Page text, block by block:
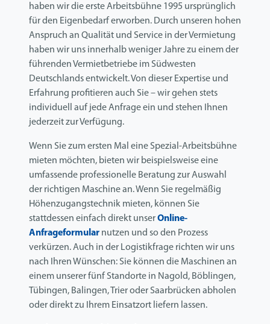
haben wir die erste Arbeitsbühne 1995 ursprünglich
für den Eigenbedarf erworben. Durch unseren hohen
Anspruch an Qualität und Service in der Vermietung
haben wir uns innerhalb weniger Jahre zu einem der
führenden Vermietbetriebe im Südwesten
Deutschlands entwickelt. Von dieser Expertise und
Erfahrung profitieren auch Sie – wir gehen stets
individuell auf jede Anfrage ein und stehen Ihnen
jederzeit zur Verfügung.
Wenn Sie zum ersten Mal eine Spezial-Arbeitsbühne
mieten möchten, bieten wir beispielsweise eine
umfassende professionelle Beratung zur Auswahl
der richtigen Maschine an. Wenn Sie regelmäßig
Höhenzugangstechnik mieten, können Sie
stattdessen einfach direkt unserOnline-
Anfrageformular nutzen und so den Prozess
verkürzen. Auch in der Logistikfrage richten wir uns
nach Ihren Wünschen: Sie können die Maschinen an
einem unserer fünf Standorte in Nagold, Böblingen,
Tübingen, Balingen, Trier oder Saarbrücken abholen
oder direkt zu Ihrem Einsatzort liefern lassen.